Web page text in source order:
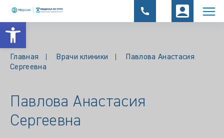
Открыть панель инструментов
Главная Врачи клиники
Павлова Анастасия
Сергеевна
Павлова Анастасия
Сергеевна